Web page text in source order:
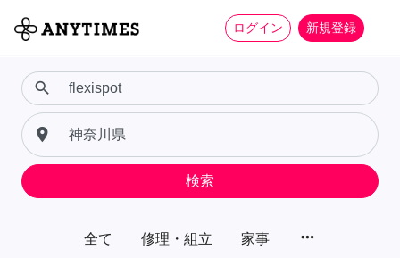
ログイン 新規登録
全て 修理・組立 家事 more_horiz
search
place
検索